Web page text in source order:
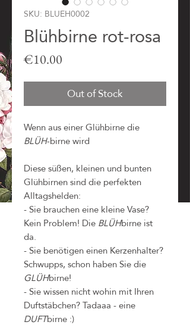
SKU: BLUEH0002
Blühbirne rot-rosa
€10.00
Out of Stock
Wenn aus einer Glühbirne die
BLÜH-birne wird
Diese süßen, kleinen und bunten
Glühbirnen sind die perfekten
Alltagshelden:
- Sie brauchen eine kleine Vase?
Kein Problem! DieBLÜHbirne ist
da.
- Sie benötigen einen Kerzenhalter?
Schwupps, schon haben Sie die
GLÜHbirne!
- Sie wissen nicht wohin mit Ihren
Duftstäbchen? Tadaaa - eine
DUFTbirne :)